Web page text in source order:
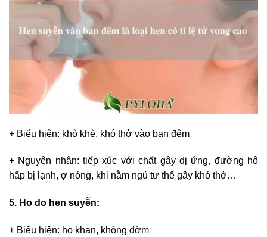
+ Biểu hiện: khò khè, khó thở vào ban đêm
+ Nguyên nhân: tiếp xúc với chất gây dị ứng, đường hô
hấp bị lạnh, ợ nóng, khi nằm ngủ tư thế gây khó thở…
5. Ho do hen suyễn:
+ Biểu hiện: ho khan, không đờm